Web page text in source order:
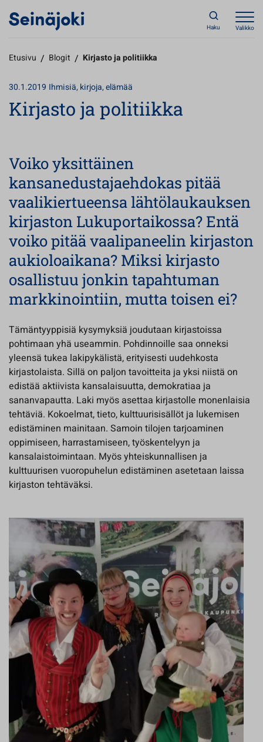
Haku Valikko
Etusivu / Blogit / Kirjasto ja politiikka
30.1.2019 Ihmisiä, kirjoja, elämää
Kirjasto ja politiikka
Voiko yksittäinen
kansanedustajaehdokas pitää
vaalikiertueensa lähtölaukauksen
kirjaston Lukuportaikossa? Entä
voiko pitää vaalipaneelin kirjaston
aukioloaikana? Miksi kirjasto
osallistuu jonkin tapahtuman
markkinointiin, mutta toisen ei?
Tämäntyyppisiä kysymyksiä joudutaan kirjastoissa
pohtimaan yhä useammin. Pohdinnoille saa onneksi
yleensä tukea lakipykälistä, erityisesti uudehkosta
kirjastolaista. Sillä on paljon tavoitteita ja yksi niistä on
edistää aktiivista kansalaisuutta, demokratiaa ja
sananvapautta. Laki myös asettaa kirjastolle monenlaisia
tehtäviä. Kokoelmat, tieto, kulttuurisisällöt ja lukemisen
edistäminen mainitaan. Samoin tilojen tarjoaminen
oppimiseen, harrastamiseen, työskentelyyn ja
kansalaistoimintaan. Myös yhteiskunnallisen ja
kulttuurisen vuoropuhelun edistäminen asetetaan laissa
kirjaston tehtäväksi.